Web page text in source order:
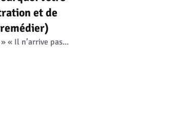
et de
« Il n’arrive pas...